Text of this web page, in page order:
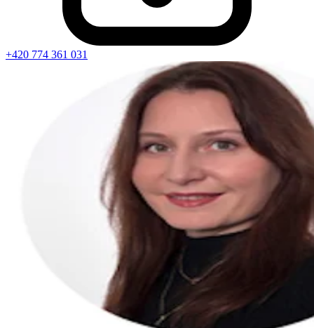
+420 774 361 031